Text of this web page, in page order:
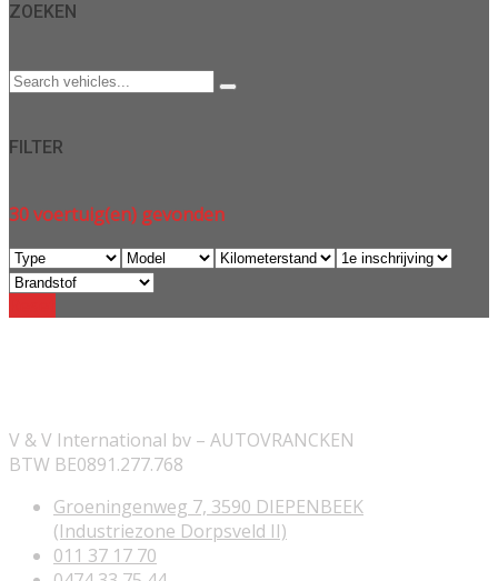
ZOEKEN
FILTER
30voertuig(en) gevonden
V & V International bv – AUTOVRANCKEN
BTW BE0891.277.768
Groeningenweg 7, 3590 DIEPENBEEK
(Industriezone Dorpsveld II)
011 37 17 70